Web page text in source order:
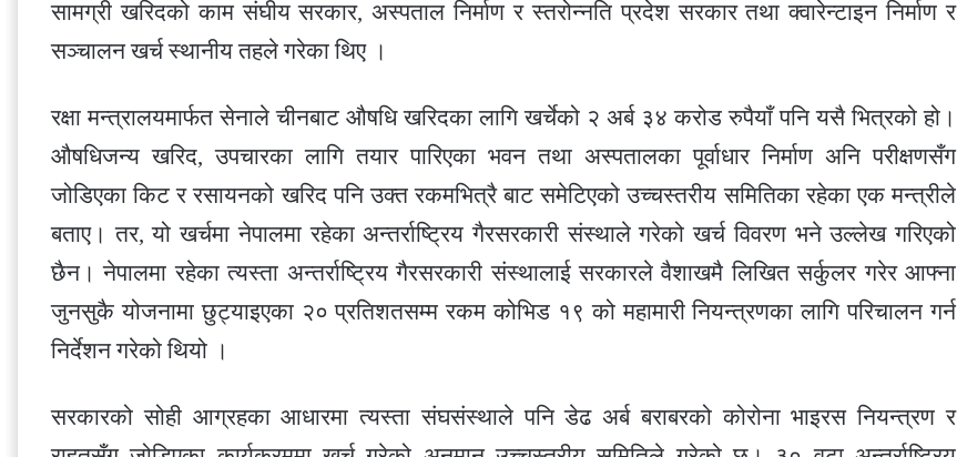
सामग्री खरिदको काम संघीय सरकार, अस्पताल निर्माण र स्तरोन्नति प्रदेश सरकार तथा क्वारेन्टाइन निर्माण र
सञ्चालन खर्च स्थानीय तहले गरेका थिए ।
रक्षा मन्त्रालयमार्फत सेनाले चीनबाट औषधि खरिदका लागि खर्चेको २ अर्ब ३४ करोड रुपैयाँ पनि यसै भित्रको हो।
औषधिजन्य खरिद, उपचारका लागि तयार पारिएका भवन तथा अस्पतालका पूर्वाधार निर्माण अनि परीक्षणसँग
जोडिएका किट र रसायनको खरिद पनि उक्त रकमभित्रै बाट समेटिएको उच्चस्तरीय समितिका रहेका एक मन्त्रीले
बताए। तर, यो खर्चमा नेपालमा रहेका अन्तर्राष्ट्रिय गैरसरकारी संस्थाले गरेको खर्च विवरण भने उल्लेख गरिएको
छैन। नेपालमा रहेका त्यस्ता अन्तर्राष्ट्रिय गैरसरकारी संस्थालाई सरकारले वैशाखमै लिखित सर्कुलर गरेर आफ्ना
जुनसुकै योजनामा छुट्याइएका २० प्रतिशतसम्म रकम कोभिड १९ को महामारी नियन्त्रणका लागि परिचालन गर्न
निर्देशन गरेको थियो ।
सरकारको सोही आग्रहका आधारमा त्यस्ता संघसंस्थाले पनि डेढ अर्ब बराबरको कोरोना भाइरस नियन्त्रण र